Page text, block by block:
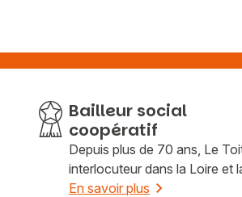
Bailleur social
coopératif
Depuis plus de 70 ans, Le
interlocuteur dans la Loire et
En savoir plus